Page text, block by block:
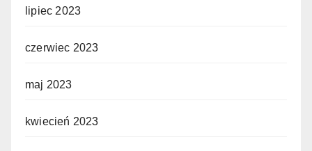
lipiec 2023
czerwiec 2023
maj 2023
kwiecień 2023